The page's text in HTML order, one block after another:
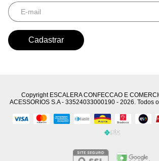
Copyright ESCALERA CONFECCAO E
ACESSORIOS S.A - 33524033000190 - 2026. Todos